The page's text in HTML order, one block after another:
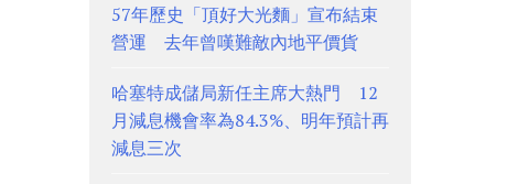
57年歷史「頂好大光麵」宣布結束
營運 去年曾嘆難敵內地平價貨
哈塞特成儲局新任主席大熱門 12
月減息機會率為84.3%、明年預計再
減息三次